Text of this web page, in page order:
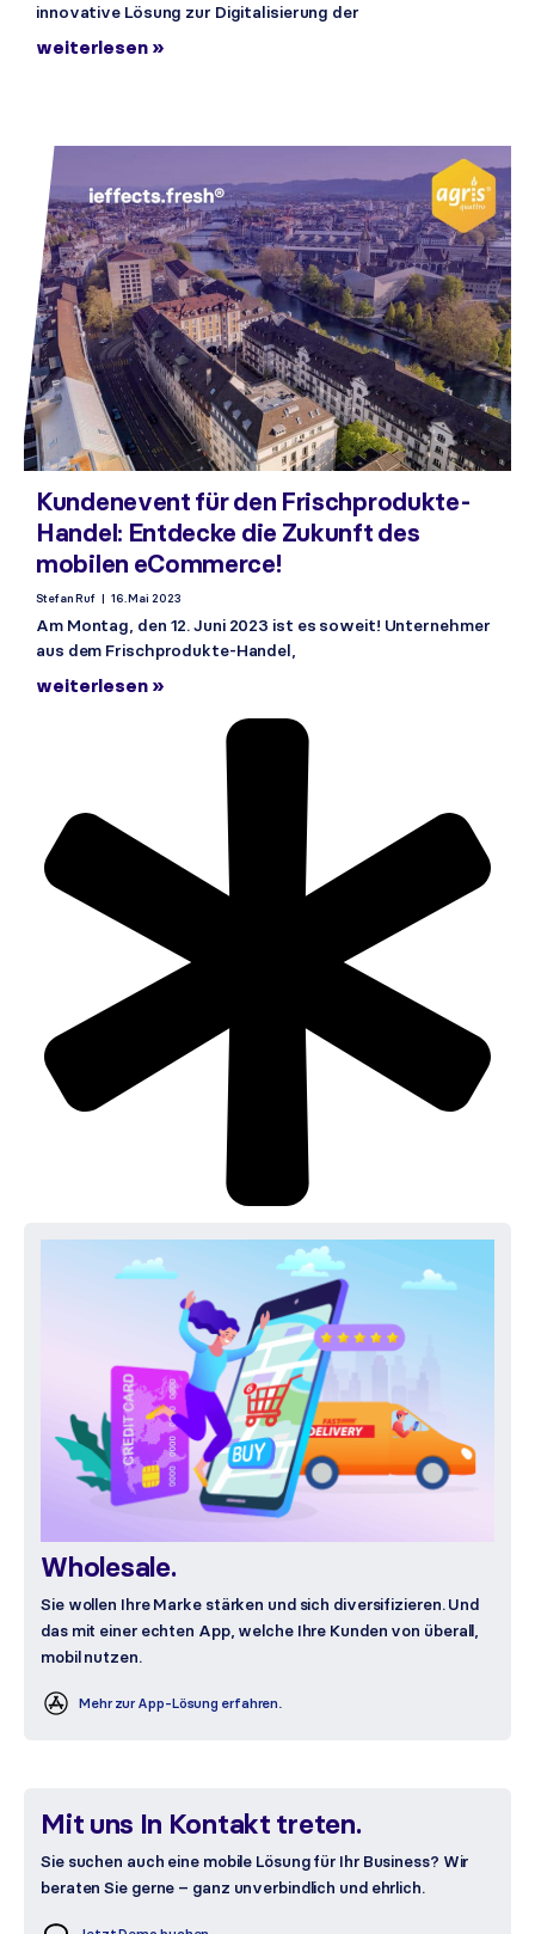
innovative Lösung zur Digitalisierung der
weiterlesen »
Kundenevent für den Frischprodukte-
Handel: Entdecke die Zukunft des
mobilen eCommerce!
Stefan Ruf 16. Mai 2023
Am Montag, den 12. Juni 2023 ist es soweit! Unternehmer
aus dem Frischprodukte-Handel,
weiterlesen »
Wholesale.
Sie wollen Ihre Marke stärken und sich diversifizieren. Und
das mit einer echten App, welche Ihre Kunden von überall,
mobil nutzen.
Mehr zur App-Lösung erfahren.
Mit uns In Kontakt treten.
Sie suchen auch eine mobile Lösung für Ihr Business? Wir
beraten Sie gerne – ganz unverbindlich und ehrlich.